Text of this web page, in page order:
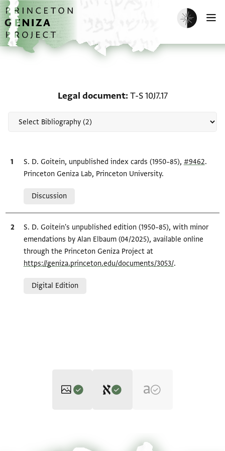
Skip to main content
home
Enable dark
Legal document T-S 10J7.17
Bibliographic citation
S. D. Goitein, unpublished index cards (1950–85), #9462.
Princeton Geniza Lab, Princeton University.
Discussion
Bibliographic citation
S. D. Goitein's unpublished edition (1950–85), with minor
emendations by Alan Elbaum (04/2025), available online
through the Princeton Geniza Project at
https://geniza.princeton.edu/documents/3053/.
Digital Edition
S. D. Goitein's unpublished edition (1950–85), with minor